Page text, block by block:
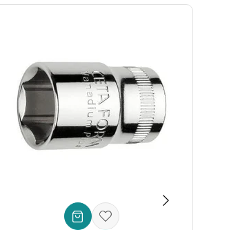
ve profesyonel kalitenin farkını